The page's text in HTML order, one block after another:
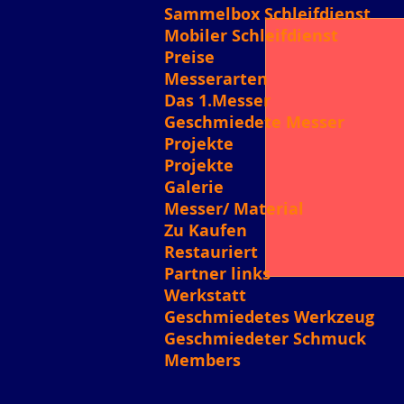
Sammelbox Schleifdienst
Mobiler Schleifdienst
Preise
Messerarten
Das 1.Messer
Geschmiedete Messer
Projekte
Projekte
Galerie
Messer/ Material
Zu Kaufen
Restauriert
Partner links
Werkstatt
Geschmiedetes Werkzeug
Geschmiedeter Schmuck
Members